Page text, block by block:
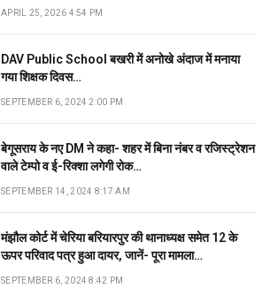
APRIL 25, 2026 4:54 PM
DAV Public School बखरी में अनोखे अंदाज में मनाया
गया शिक्षक दिवस…
SEPTEMBER 6, 2024 2:00 PM
बेगूसराय के नए DM ने कहा- शहर में बिना नंबर व रजिस्ट्रेशन
वाले टेम्पो व ई-रिक्शा लगेगी रोक…
SEPTEMBER 14, 2024 8:17 AM
मंझौल कोर्ट में चेरिया बरियारपुर की थानाध्यक्ष समेत 12 के
ऊपर परिवाद पत्र हुआ दायर, जानें- पूरा मामला…
SEPTEMBER 6, 2024 8:42 PM